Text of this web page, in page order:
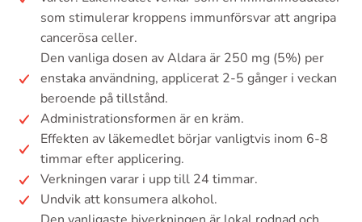
som stimulerar kroppens immunförsvar att angripa
cancerösa celler.
Den vanliga dosen av Aldara är 250 mg (5%) per
enstaka användning, applicerat 2-5 gånger i veckan
beroende på tillstånd.
Administrationsformen är en kräm.
Effekten av läkemedlet börjar vanligtvis inom 6-8
timmar efter applicering.
Verkningen varar i upp till 24 timmar.
Undvik att konsumera alkohol.